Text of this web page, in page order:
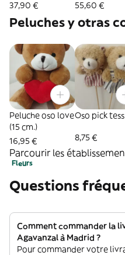
multicolor
37,90 € rojas
55,60 €
Peluches y otras
Peluche oso love
(15 cm.)
16,95 €
Oso pick tess
8,75 €
Parcourir les
Fleurs
Questions
Comment commander la
Agavanzal à Madrid ?
Pour commander votre